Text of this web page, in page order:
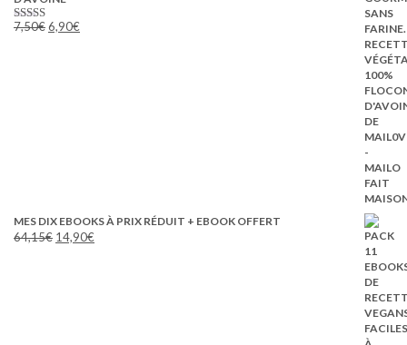
Note5.00
7,50€Le
6,90€
MES DIX EBOOKS À PRIX RÉDUIT + EBOOK OFFERT
64,15€ Le
14,90€